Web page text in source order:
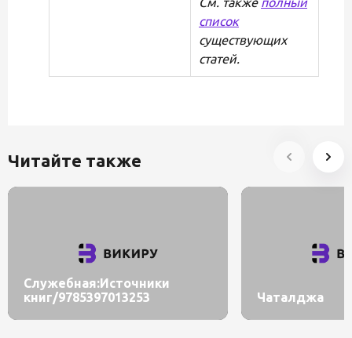
список
существующих
статей.
Читайте также
Служебная:Источники
книг/9785397013253
Чаталджа